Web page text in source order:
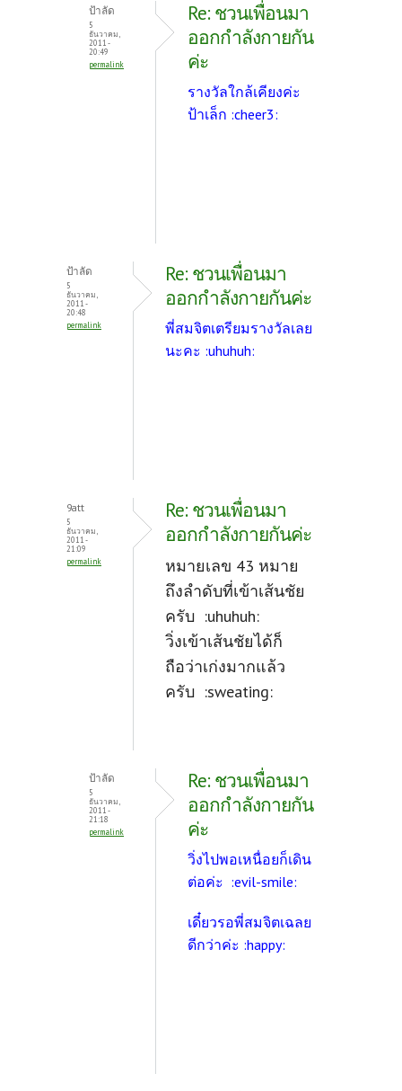
ป้าลัด
5
ธันวาคม,
2011 -
20:49
permalink
Re: ชวนเพื่อนมา
ออกกำลังกายกัน
ค่ะ
รางวัลใกล้เคียงค่ะ
ป้าเล็ก :cheer3:
ป้าลัด
5
ธันวาคม,
2011 -
20:48
permalink
Re: ชวนเพื่อนมา
ออกกำลังกายกันค่ะ
พี่สมจิตเตรียมรางวัลเลย
นะคะ :uhuhuh:
9att
5
ธันวาคม,
2011 -
21:09
permalink
Re: ชวนเพื่อนมา
ออกกำลังกายกันค่ะ
หมายเลข 43 หมาย
ถึงลำดับที่เข้าเส้นชัย
ครับ :uhuhuh:
วิ่งเข้าเส้นชัยได้ก็
ถือว่าเก่งมากแล้ว
ครับ :sweating:
ป้าลัด
5
ธันวาคม,
2011 -
21:18
permalink
Re: ชวนเพื่อนมา
ออกกำลังกายกัน
ค่ะ
วิ่งไปพอเหนื่อยก็เดิน
ต่อค่ะ :evil-smile:
เดี๋ยวรอพี่สมจิตเฉลย
ดีกว่าค่ะ :happy: